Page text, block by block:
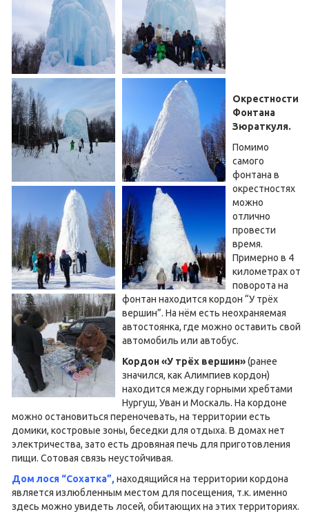
Окрестности
Фонтана
Зюраткуля.
Помимо
самого
фонтана в
окрестностях
можно
отлично
провести
время.
Примерно в 4
километрах от
поворота на
фонтан находится кордон “У трёх
вершин”. На нём есть неохраняемая
автостоянка, где можно оставить свой
автомобиль или автобус.
Кордон «У трёх вершин»(ранее
значился, как Алимпиев кордон)
находится между горными хребтами
Нургуш, Уван и Москаль. На кордоне
можно остановиться переночевать, на территории есть
домики, костровые зоны, беседки для отдыха. В домах нет
электричества, зато есть дровяная печь для приготовления
пищи. Сотовая связь неустойчивая.
Дом лося “Сохатка”, находящийся на территории кордона
является излюбленным местом для посещения, т.к. именно
здесь можно увидеть лосей, обитающих на этих территориях.